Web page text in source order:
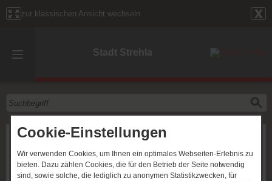
Cookie-Einstellungen
Wir verwenden Cookies, um Ihnen ein optimales Webseiten-Erlebnis zu
bieten. Dazu zählen Cookies, die für den Betrieb der Seite notwendig
sind, sowie solche, die lediglich zu anonymen Statistikzwecken, für
zur klassischen Ansicht wechseln
Stadt Strehla
Frau Weichelt
Bereich:Vollzugsangestellte, Vollstreckungsbedienstete
(035264) 95935